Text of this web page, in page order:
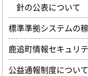
針の公表について
標準準拠システムの
鹿追町情報セキュリ
公益通報制度について